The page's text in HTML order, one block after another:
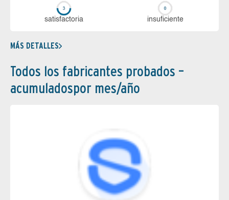
sa­tis­fac­to­ria in­su­fi­cien­te
MÁS DETALLES
Todos los fabricantes probados –
acumuladospor mes/año